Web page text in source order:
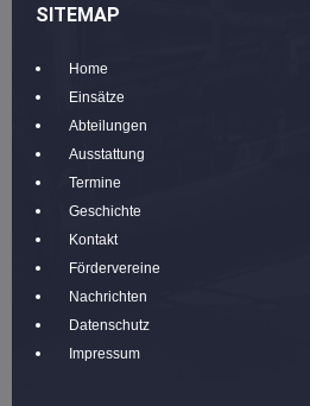
SITEMAP
Home
Einsätze
Abteilungen
Ausstattung
Termine
Geschichte
Kontakt
Fördervereine
Nachrichten
Datenschutz
Impressum